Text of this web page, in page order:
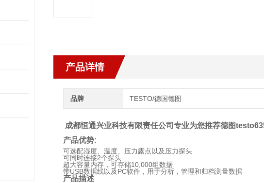
产品详情
品牌 TESTO/德国德图
成都恒通兴业科技有限责任公司专业为您推荐德图
产品优势:
可选配湿度、温度、压力露点以及压力探头
可同时连接2个探头
超大容量内存，可存储10,000组数据
带USB数据线以及PC软件，用于分析，管理和归档测量数据
产品描述